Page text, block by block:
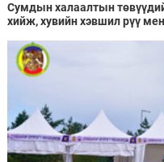
Сумдын халаалтын
хийж, хувийн хэвшил рүү